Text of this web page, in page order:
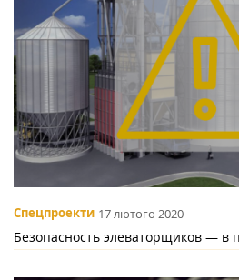
Спецпроекти 17 лютого 2020
Безопасность элеваторщиков — в